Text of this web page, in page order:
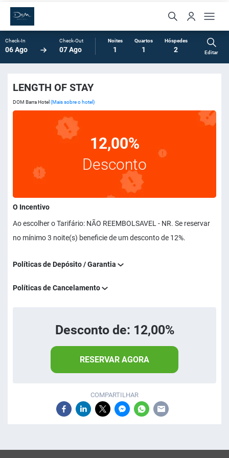
Check-In
06 Ago
Check-Out
07 Ago
Noites
1
Quartos
1
Hóspedes
2 Editar
LENGTH OF STAY
DOM Barra Hotel (Mais sobre o hotel)
12,00%
Desconto
O Incentivo
Ao escolher o Tarifário: NÃO REEMBOLSAVEL - NR. Se reservar
no mínimo 3 noite(s) beneficie de um desconto de 12%.
Políticas de Depósito / Garantia
Políticas de Cancelamento
Desconto de: 12,00%
RESERVAR AGORA
COMPARTILHAR